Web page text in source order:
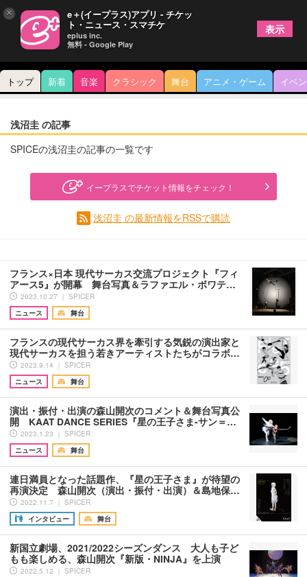
トップ 新着 音楽 クラシック 舞台 アニメ・ゲーム イベ
浅沼圭 の記事
SPICEの浅沼圭の記事の一覧です
イープラスでチケット情報をチェック！
浅沼圭 の最新情報をRSSで購読
フランス×日本 現代サーカス交流プロジェクト『フィ
アース5』が開幕 舞台写真＆ラファエル・ボワテ…
2023.10.27 ｜ SPICER
ニュース
舞台
フランスの現代サーカス界を牽引する気鋭の演出家と
現代サーカスを担う若きアーティストたちがコラボ…
2023.9.14 ｜ SPICER
ニュース
舞台
演出・振付・出演の森山開次のコメント＆舞台写真公
開 KAAT DANCE SERIES『星の王子さま-サン＝…
2023.1.23 ｜ SPICER
ニュース
舞台
連日満員となった話題作、『星の王子さま』が待望の
再演決定 森山開次（演出・振付・出演）＆島地保…
2022.11.7 ｜ SPICER
インタビュー
舞台
新国立劇場、2021/2022シーズンダンス 大人も子ど
もも楽しめる、森山開次『新版・NINJA』を上演
2022.5.12 ｜ SPICER
× e＋(イープラス)アプリ - チケッ
ト・ニュース・スマチケ
eplus inc.
無料 - Google Play
表示